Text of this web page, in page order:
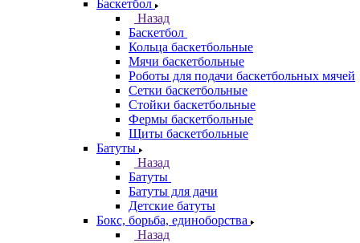
Баскетбол
Назад
Баскетбол
Кольца баскетбольные
Мячи баскетбольные
Роботы для подачи баскетбольных мячей
Сетки баскетбольные
Стойки баскетбольные
Фермы баскетбольные
Щиты баскетбольные
Батуты
Назад
Батуты
Батуты для дачи
Детские батуты
Бокс, борьба, единоборства
Назад